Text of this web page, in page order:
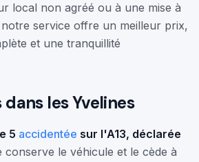
local non agréé ou à une mise à
notre service offre un meilleur prix,
et une tranquillité
les Yvelines
5 accidentée sur l'A13, déclarée
conserve le véhicule et le cède à